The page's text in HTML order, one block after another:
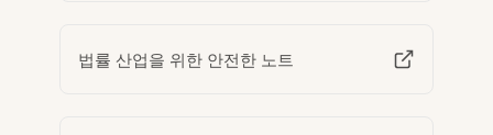
법률 산업을 위한 안전한 노트